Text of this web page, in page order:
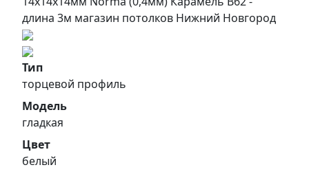
Тип
торцевой профиль
Модель
гладкая
Цвет
белый